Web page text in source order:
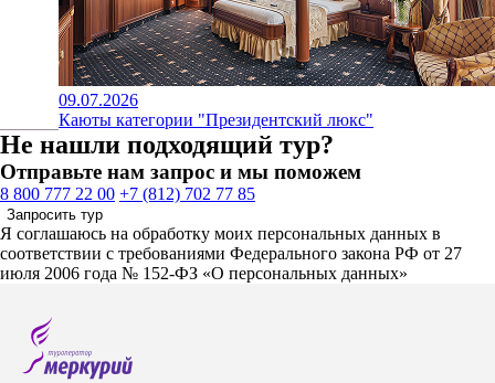
09.07.2026
Каюты категории "Президентский люкс"
Не нашли подходящий тур?
Отправьте нам запрос и мы поможем
8 800 777 22 00 +7 (812) 702 77 85
Запросить тур
Я соглашаюсь на обработку моих персональных данных в
соответствии с требованиями Федерального закона РФ от 27
июля 2006 года № 152-ФЗ «О персональных данных»